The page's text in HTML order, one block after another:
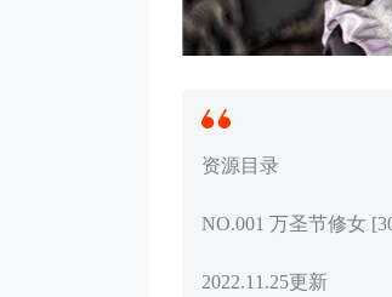
资源目录
NO.001 万圣节修女
2022.11.25更新